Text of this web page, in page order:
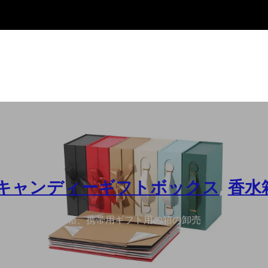
ャンディーギフトボックス, 香水
て印刷される箱、携帯用ギフト用の箱の卸売